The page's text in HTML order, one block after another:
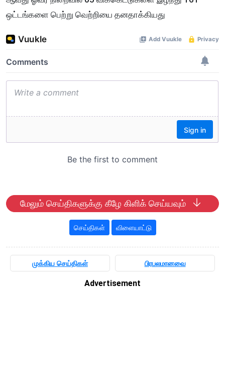
ஒட்டங்களை பெற்று வெற்றியை தனதாக்கியது
மேலும் செய்திகளுக்கு கீழே கிளிக் செய்யவும்
செய்திகள் விளையாட்டு
முக்கிய செய்திகள் பிரபலமானவை
Advertisement